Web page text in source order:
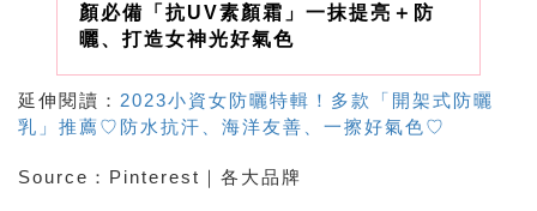
顏必備「抗UV素顏霜」一抹提亮＋防
曬、打造女神光好氣色
延伸閱讀： 2023小資女防曬特輯！多款「開架式防曬
乳」推薦♡防水抗汗、海洋友善、一擦好氣色♡
Source ： Pinterest ｜各大品牌